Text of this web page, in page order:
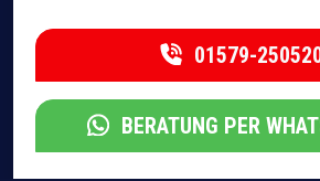
01579-
BERATUNG PER